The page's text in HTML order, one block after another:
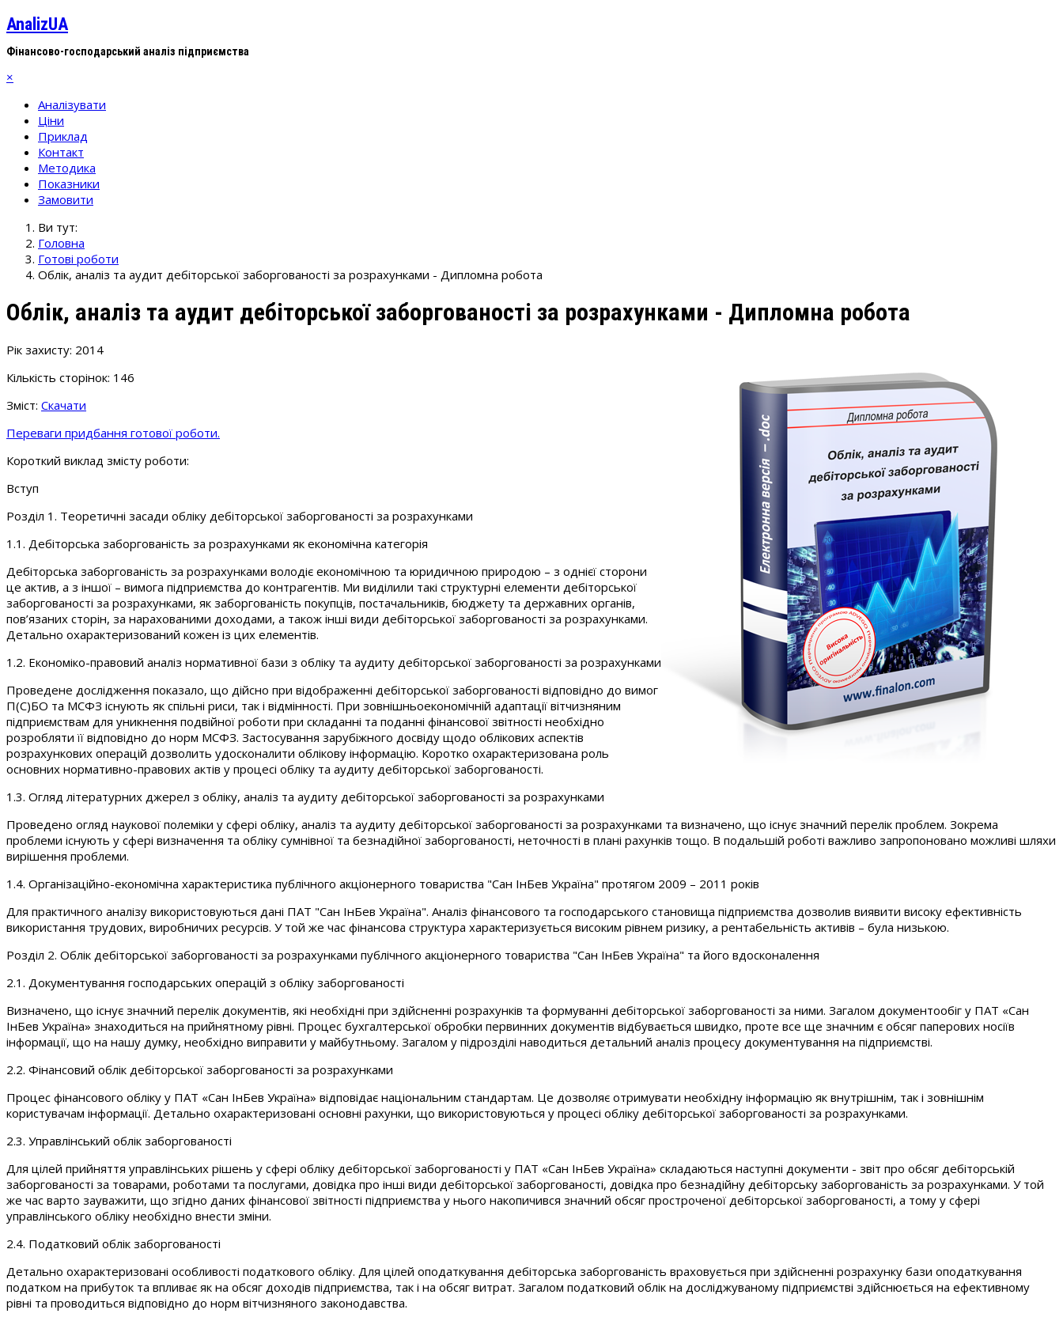
AnalizUA
Фінансово-господарський аналіз підприємства
×
Аналізувати
Ціни
Приклад
Контакт
Методика
Показники
Замовити
Ви тут:
Головна
Готові роботи
Облік, аналіз та аудит дебіторської заборгованості за розрахунками - Дипломна робота
Облік, аналіз та аудит дебіторської заборгованості за розрахунками - Дипломна робота
Рік захисту: 2014
Кількість сторінок: 146
Зміст: Скачати
Переваги придбання готової роботи.
Короткий виклад змісту роботи:
Вступ
Розділ 1. Теоретичні засади обліку дебіторської заборгованості за розрахунками
1.1. Дебіторська заборгованість за розрахунками як економічна категорія
Дебіторська заборгованість за розрахунками володіє економічною та юридичною природою – з однієї сторони
це актив, а з іншої – вимога підприємства до контрагентів. Ми виділили такі структурні елементи дебіторської
заборгованості за розрахунками, як заборгованість покупців, постачальників, бюджету та державних органів,
пов’язаних сторін, за нарахованими доходами, а також інші види дебіторської заборгованості за розрахунками.
Детально охарактеризований кожен із цих елементів.
1.2. Економіко-правовий аналіз нормативної бази з обліку та аудиту дебіторської заборгованості за розрахунками
Проведене дослідження показало, що дійсно при відображенні дебіторської заборгованості відповідно до вимог
П(С)БО та МСФЗ існують як спільні риси, так і відмінності. При зовнішньоекономічній адаптації вітчизняним
підприємствам для уникнення подвійної роботи при складанні та поданні фінансової звітності необхідно
розробляти її відповідно до норм МСФЗ. Застосування зарубіжного досвіду щодо облікових аспектів
розрахункових операцій дозволить удосконалити облікову інформацію. Коротко охарактеризована роль
основних нормативно-правових актів у процесі обліку та аудиту дебіторської заборгованості.
1.3. Огляд літературних джерел з обліку, аналіз та аудиту дебіторської заборгованості за розрахунками
Проведено огляд наукової полеміки у сфері обліку, аналіз та аудиту дебіторської заборгованості за розрахунками та визначено, що існує значний перелік проблем. Зокрема
проблеми існують у сфері визначення та обліку сумнівної та безнадійної заборгованості, неточності в плані рахунків тощо. В подальшій роботі важливо запропоновано можливі шляхи
вирішення проблеми.
1.4. Організаційно-економічна характеристика публічного акціонерного товариства "Сан ІнБев Україна" протягом 2009 – 2011 років
Для практичного аналізу використовуються дані ПАТ "Сан ІнБев Україна". Аналіз фінансового та господарського становища підприємства дозволив виявити високу ефективність
використання трудових, виробничих ресурсів. У той же час фінансова структура характеризується високим рівнем ризику, а рентабельність активів – була низькою.
Розділ 2. Облік дебіторської заборгованості за розрахунками публічного акціонерного товариства "Сан ІнБев Україна" та його вдосконалення
2.1. Документування господарських операцій з обліку заборгованості
Визначено, що існує значний перелік документів, які необхідні при здійсненні розрахунків та формуванні дебіторської заборгованості за ними. Загалом документообіг у ПАТ «Сан
ІнБев Україна» знаходиться на прийнятному рівні. Процес бухгалтерської обробки первинних документів відбувається швидко, проте все ще значним є обсяг паперових носіїв
інформації, що на нашу думку, необхідно виправити у майбутньому. Загалом у підрозділі наводиться детальний аналіз процесу документування на підприємстві.
2.2. Фінансовий облік дебіторської заборгованості за розрахунками
Процес фінансового обліку у ПАТ «Сан ІнБев Україна» відповідає національним стандартам. Це дозволяє отримувати необхідну інформацію як внутрішнім, так і зовнішнім
користувачам інформації. Детально охарактеризовані основні рахунки, що використовуються у процесі обліку дебіторської заборгованості за розрахунками.
2.3. Управлінський облік заборгованості
Для цілей прийняття управлінських рішень у сфері обліку дебіторської заборгованості у ПАТ «Сан ІнБев Україна» складаються наступні документи - звіт про обсяг дебіторській
заборгованості за товарами, роботами та послугами, довідка про інші види дебіторської заборгованості, довідка про безнадійну дебіторську заборгованість за розрахунками. У той
же час варто зауважити, що згідно даних фінансової звітності підприємства у нього накопичився значний обсяг простроченої дебіторської заборгованості, а тому у сфері
управлінського обліку необхідно внести зміни.
2.4. Податковий облік заборгованості
Детально охарактеризовані особливості податкового обліку. Для цілей оподаткування дебіторська заборгованість враховується при здійсненні розрахунку бази оподаткування
податком на прибуток та впливає як на обсяг доходів підприємства, так і на обсяг витрат. Загалом податковий облік на досліджуваному підприємстві здійснюється на ефективному
рівні та проводиться відповідно до норм вітчизняного законодавства.